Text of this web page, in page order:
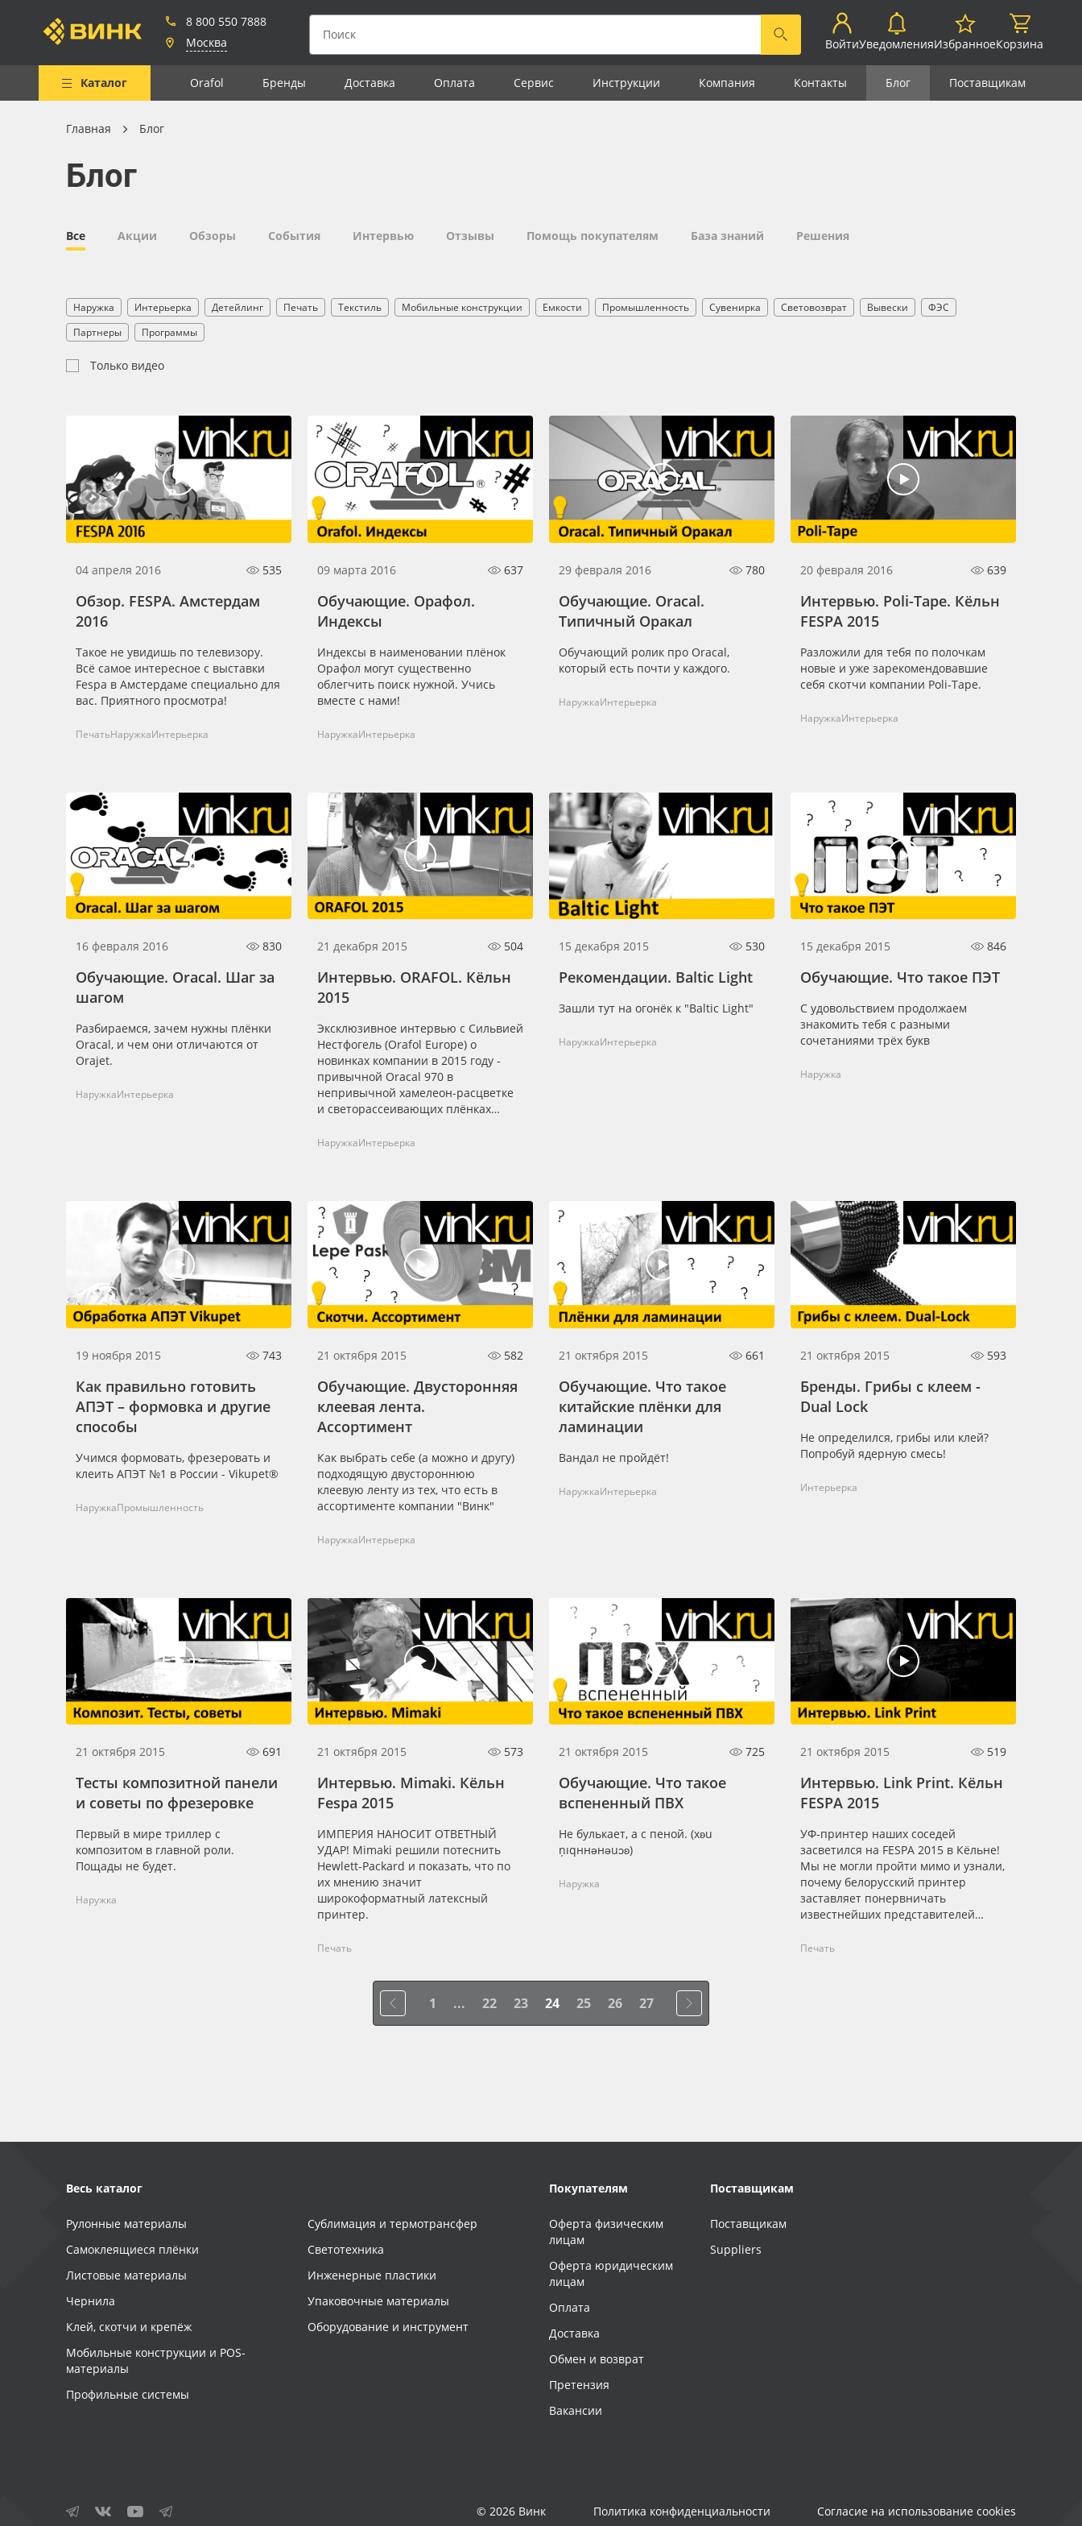
8 800 550 7888
Москва
ВойтиУведомленияИзбранноеКорзина
Каталог Orafol Бренды Доставка Оплата Сервис Инструкции Компания Контакты Блог Поставщикам
Весь каталог
Рулонные материалы
Листовые материалы
Мобильные конструкции и
POS-материалы
Профильные системы
Инженерные пластики
Упаковочные материалы
Оборудование и инструмент
Новинки ассортимента
Oracal 641
Orajet 3640
Плёнка монтажная Oratape
ПЭТ листовой
ПЭТ бэклит
Вспененный ПВХ
Баннер
Главная Блог
Блог
Все Акции Обзоры События Интервью Отзывы Помощь покупателям База знаний Решения
Наружка Интерьерка Детейлинг Печать Текстиль Мобильные конструкции Емкости Промышленность Сувенирка Световозврат Вывески
ФЭС
Партнеры
Программы
Только видео
04 апреля 2016 535
Обзор. FESPA. Амстердам
2016
Такое не увидишь по телевизору.
Всё самое интересное с выставки
Fespa в Амстердаме специально для
вас. Приятного просмотра!
ПечатьНаружкаИнтерьерка
09 марта 2016 637
Обучающие. Орафол.
Индексы
Индексы в наименовании плёнок
Орафол могут существенно
облегчить поиск нужной. Учись
вместе с нами!
НаружкаИнтерьерка
29 февраля 2016 780
Обучающие. Oracal.
Типичный Оракал
Обучающий ролик про Oracal,
который есть почти у каждого.
НаружкаИнтерьерка
20 февраля 2016 639
Интервью. Poli-Tape. Кёльн
FESPA 2015
Разложили для тебя по полочкам
новые и уже зарекомендовавшие
себя скотчи компании Poli-Tape.
НаружкаИнтерьерка
16 февраля 2016 830
Обучающие. Oracal. Шаг за
шагом
Разбираемся, зачем нужны плёнки
Oracal, и чем они отличаются от
Orajet.
НаружкаИнтерьерка
21 декабря 2015 504
Интервью. ORAFOL. Кёльн
2015
Эксклюзивное интервью с Сильвией
Нестфогель (Orafol Europe) о
новинках компании в 2015 году -
привычной Oracal 970 в
непривычной хамелеон-расцветке
и светорассеивающих плёнках
засветки ультратонких коробов.
НаружкаИнтерьерка
15 декабря 2015 530
Рекомендации. Baltic Light
Зашли тут на огонёк к "Baltic Light"
НаружкаИнтерьерка
15 декабря 2015 846
Обучающие. Что такое ПЭТ
С удовольствием продолжаем
знакомить тебя с разными
сочетаниями трёх букв
Наружка
19 ноября 2015 743
Как правильно готовить
АПЭТ – формовка и другие
способы
Учимся формовать, фрезеровать и
клеить АПЭТ №1 в России - Vikupet®
НаружкаПромышленность
21 октября 2015 582
Обучающие. Двусторонняя
клеевая лента.
Ассортимент
Как выбрать себе (а можно и другу)
подходящую двустороннюю
клеевую ленту из тех, что есть в
ассортименте компании "Винк"
НаружкаИнтерьерка
21 октября 2015 661
Обучающие. Что такое
китайские плёнки для
ламинации
Вандал не пройдёт!
НаружкаИнтерьерка
21 октября 2015 593
Бренды. Грибы с клеем -
Dual Lock
Не определился, грибы или клей?
Попробуй ядерную смесь!
Интерьерка
21 октября 2015 691
Тесты композитной панели
и советы по фрезеровке
Первый в мире триллер с
композитом в главной роли.
Пощады не будет.
Наружка
21 октября 2015 573
Интервью. Mimaki. Кёльн
Fespa 2015
ИМПЕРИЯ НАНОСИТ ОТВЕТНЫЙ
УДАР! Mimaki решили потеснить
Hewlett-Packard и показать, что по
их мнению значит
широкоформатный латексный
принтер.
Печать
21 октября 2015 725
Обучающие. Что такое
вспененный ПВХ
Не булькает, а с пеной. (хʚu
ņıqннǝнǝuɔʚ)
Наружка
21 октября 2015 519
Интервью. Link Print. Кёльн
FESPA 2015
УФ-принтер наших соседей
засветился на FESPA 2015 в Кёльне!
Мы не могли пройти мимо и узнали,
почему белорусский принтер
заставляет понервничать
известнейших представителей
Печать
1 ... 22 23 24 25 26 27
Весь каталог
Рулонные материалы
Самоклеящиеся плёнки
Листовые материалы
Чернила
Клей, скотчи и крепёж
Мобильные конструкции и POS-
материалы
Профильные системы
Сублимация и термотрансфер
Светотехника
Инженерные пластики
Упаковочные материалы
Оборудование и инструмент
Покупателям
Оферта физическим
лицам
Оферта юридическим
лицам
Оплата
Доставка
Обмен и возврат
Претензия
Вакансии
Поставщикам
Поставщикам
Suppliers
© 2026 Винк Политика конфиденциальности Согласие на использование cookies